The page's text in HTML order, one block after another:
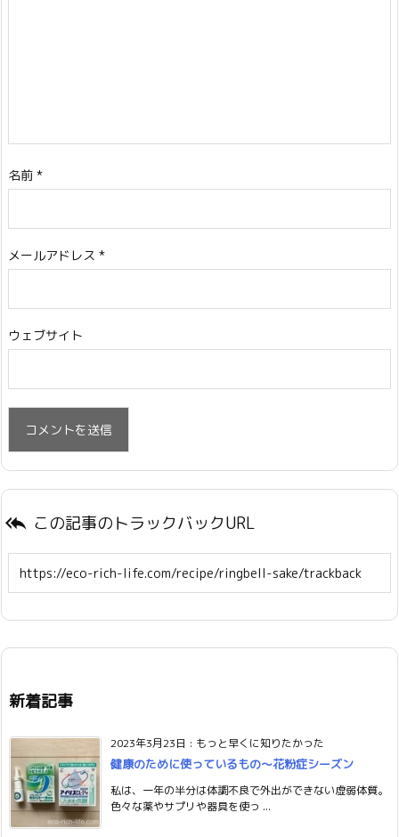
名前 *
メールアドレス *
ウェブサイト
 この記事のトラックバックURL
新着記事
2023年3月23日 : もっと早くに知りたかった
健康のために使っているもの〜花粉症シーズン
私は、一年の半分は体調不良で外出ができない虚弱体質。
色々な薬やサプリや器具を使っ ...